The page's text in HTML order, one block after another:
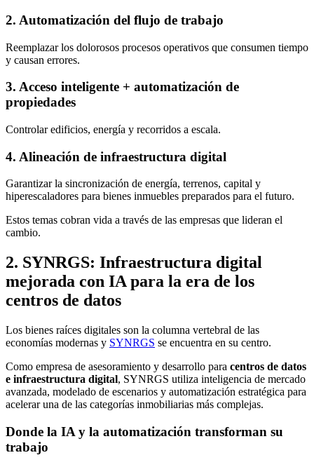
2. Automatización del flujo de trabajo
Reemplazar los dolorosos procesos operativos que consumen tiempo
y causan errores.
3. Acceso inteligente + automatización de
propiedades
Controlar edificios, energía y recorridos a escala.
4. Alineación de infraestructura digital
Garantizar la sincronización de energía, terrenos, capital y
hiperescaladores para bienes inmuebles preparados para el futuro.
Estos temas cobran vida a través de las empresas que lideran el
cambio.
2. SYNRGS: Infraestructura digital
mejorada con IA para la era de los
centros de datos
Los bienes raíces digitales son la columna vertebral de las
economías modernas y SYNRGS se encuentra en su centro.
Como empresa de asesoramiento y desarrollo para centros de datos
e infraestructura digital, SYNRGS utiliza inteligencia de mercado
avanzada, modelado de escenarios y automatización estratégica para
acelerar una de las categorías inmobiliarias más complejas.
Donde la IA y la automatización transforman su
trabajo